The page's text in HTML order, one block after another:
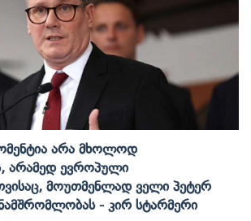
Არა Მხოლოდ
Არამედ Ევროპული
Მოუთმენლად Ველი Პეტერ
- Კირ Სტარმერი